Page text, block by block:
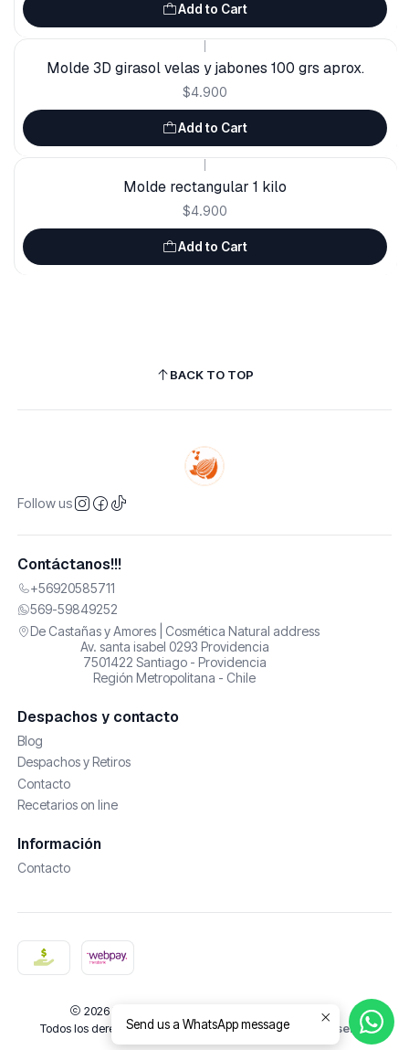
Add to Cart
Molde 3D girasol velas y jabones 100 grs aprox.
$4.900
Add to Cart
Molde rectangular 1 kilo
$4.900
Add to Cart
BACK TO TOP
Follow us
Contáctanos!!!
+56920585711
569-59849252
De Castañas y Amores | Cosmética Natural address
Av. santa isabel 0293 Providencia
7501422 Santiago - Providencia
Región Metropolitana - Chile
Despachos y contacto
Blog
Despachos y Retiros
Contacto
Recetarios on line
Información
Contacto
2026 De Castañas y Amores | Cosmética Natural.
Todos los derechos reservados.Desarrollado por Jumpseller.
Send us a WhatsApp message